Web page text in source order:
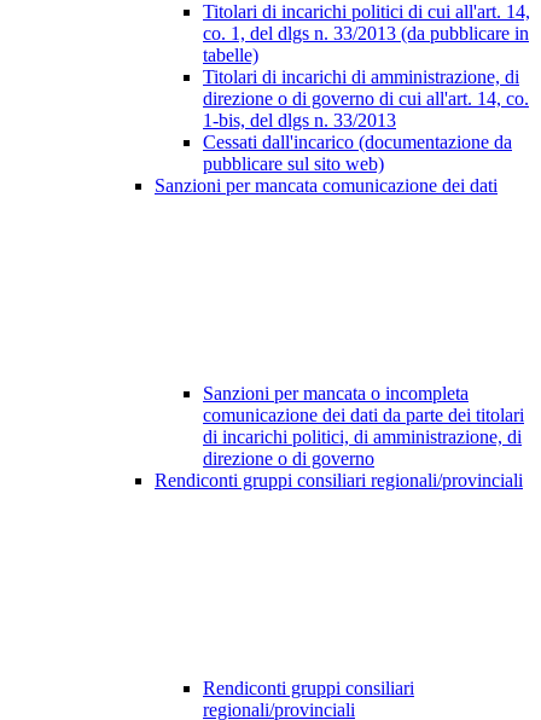
Titolari di incarichi politici di cui all'art. 14,
co. 1, del dlgs n. 33/2013 (da pubblicare in
tabelle)
Titolari di incarichi di amministrazione, di
direzione o di governo di cui all'art. 14, co.
1-bis, del dlgs n. 33/2013
Cessati dall'incarico (documentazione da
pubblicare sul sito web)
Sanzioni per mancata comunicazione dei dati
Sanzioni per mancata o incompleta
comunicazione dei dati da parte dei titolari
di incarichi politici, di amministrazione, di
direzione o di governo
Rendiconti gruppi consiliari regionali/provinciali
Rendiconti gruppi consiliari
regionali/provinciali